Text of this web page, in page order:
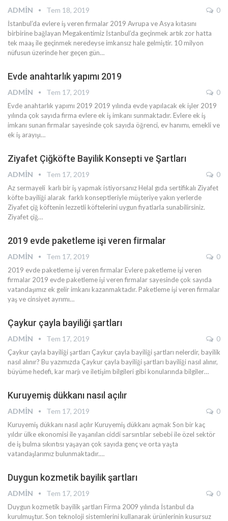
ADMIN Tem 18, 2019 0
İstanbul’da evlere iş veren firmalar 2019 Avrupa ve Asya kıtasını
birbirine bağlayan Megakentimiz İstanbul’da geçinmek artık zor hatta
tek maaş ile geçinmek neredeyse imkansız hale gelmiştir. 10 milyon
nüfusun üzerinde her geçen gün…
Evde anahtarlık yapımı 2019
ADMIN Tem 17, 2019 0
Evde anahtarlık yapımı 2019 2019 yılında evde yapılacak ek işler 2019
yılında çok sayıda firma evlere ek iş imkanı sunmaktadır. Evlere ek iş
imkanı sunan firmalar sayesinde çok sayıda öğrenci, ev hanımı, emekli ve
ek iş arayışı…
Ziyafet Çiğköfte Bayilik Konsepti ve Şartları
ADMIN Tem 17, 2019 0
Az sermayeli karlı bir iş yapmak istiyorsanız Helal gıda sertifikalı Ziyafet
köfte bayiliği alarak farklı konseptleriyle müşteriye yakın yerlerde
Ziyafet çiğ köftenin lezzetli köftelerini uygun fiyatlarla sunabilirsiniz.
Ziyafet çiğ…
2019 evde paketleme işi veren firmalar
ADMIN Tem 17, 2019 0
2019 evde paketleme işi veren firmalar Evlere paketleme işi veren
firmalar 2019 evde paketleme işi veren firmalar sayesinde çok sayıda
vatandaşımız ek gelir imkanı kazanmaktadır. Paketleme işi veren firmalar
yaş ve cinsiyet ayrımı…
Çaykur çayla bayiliği şartları
ADMIN Tem 17, 2019 0
Çaykur çayla bayiliği şartları Çaykur çayla bayiliği şartları nelerdir, bayilik
nasıl alınır? Bu yazımızda Çaykur çayla bayiliği şartları bayiliği nasıl alınır,
büyüme hedefi, kar marjı ve iletişim bilgileri gibi konularında bilgiler…
Kuruyemiş dükkanı nasıl açılır
ADMIN Tem 17, 2019 0
Kuruyemiş dükkanı nasıl açılır Kuruyemiş dükkanı açmak Son bir kaç
yıldır ülke ekonomisi ile yaşanılan ciddi sarsıntılar sebebi ile özel sektör
de iş bulma sıkıntısı yaşayan çok sayıda genç ve orta yaşta
vatandaşlarımız bulunmaktadır.…
Duygun kozmetik bayilik şartları
ADMIN Tem 17, 2019 0
Duygun kozmetik bayilik şartları Firma 2009 yılında İstanbul da
kurulmuştur. Son teknoloji sistemlerini kullanarak ürünlerinin kusursuz